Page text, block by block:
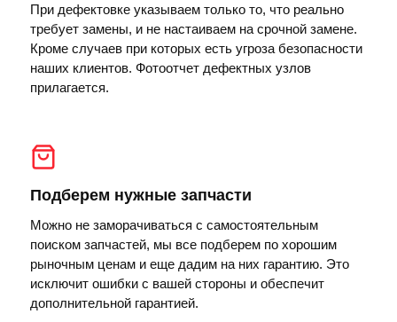
При дефектовке указываем только то, что реально
требует замены, и не настаиваем на срочной замене.
Кроме случаев при которых есть угроза безопасности
наших клиентов. Фотоотчет дефектных узлов
прилагается.
Подберем нужные запчасти
Можно не заморачиваться с самостоятельным
поиском запчастей, мы все подберем по хорошим
рыночным ценам и еще дадим на них гарантию. Это
исключит ошибки с вашей стороны и обеспечит
дополнительной гарантией.